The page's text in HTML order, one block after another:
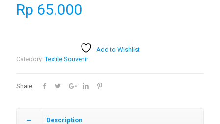
Rp 65.000
Add to Wishlist
Category:Textile Souvenir
Share
Description